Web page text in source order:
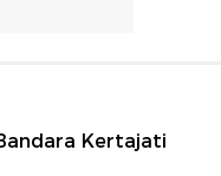
Kertajati